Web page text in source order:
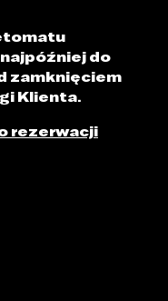
do
zamknięciem
Klienta.
rezerwacji